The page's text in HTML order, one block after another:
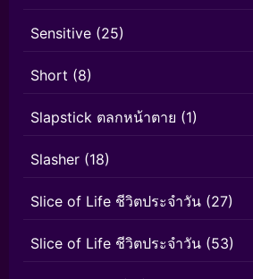
Sensitive (25)
Short (8)
Slapstick ตลกหน้าตาย (1)
Slasher (18)
Slice of Life ชีวิตประจำวัน (27)
Slice of Life ชีวิตประจำวัน (53)